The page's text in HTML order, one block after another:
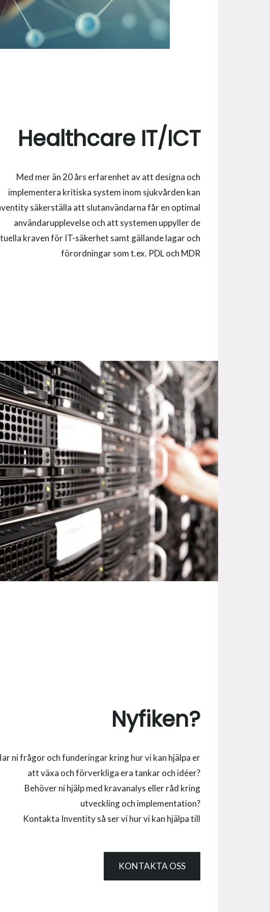
Healthcare IT/ICT
Med mer än 20 års erfarenhet av att designa och
implementera kritiska system inom sjukvården kan
säkerställa att slutanvändarna får en optimal
användarupplevelse och att systemen uppyller de
kraven för IT-säkerhet samt gällande lagar och
förordningar som t.ex. PDL och MDR
Nyfiken?
ni frågor och funderingar kring hur vi kan hjälpa er
att växa och förverkliga era tankar och idéer?
Behöver ni hjälp med kravanalys eller råd kring
utveckling och implementation?
Kontakta Inventity så ser vi hur vi kan hjälpa till
KONTAKTA OSS